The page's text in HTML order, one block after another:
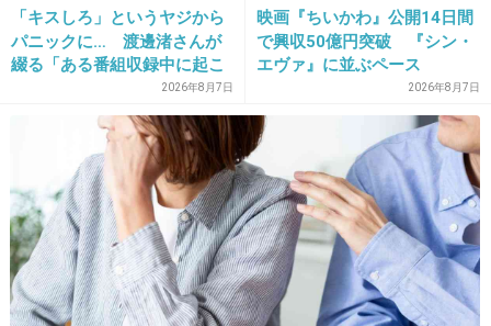
出典：sociorocketnews.files.wordpress.com
出典：sociorocketnews.files.wordpress.com
出典：sociorocketnews.files.wordpress.com
「キスしろ」というヤジから
パニックに… 渡邊渚さんが
綴る「ある番組収録中に起こ
ったフラッシュバック」2026年8月7日
映画『ちいかわ』公開14日間
で興収50億円突破 『シン・
エヴァ』に並ぶペース
2026年8月7日